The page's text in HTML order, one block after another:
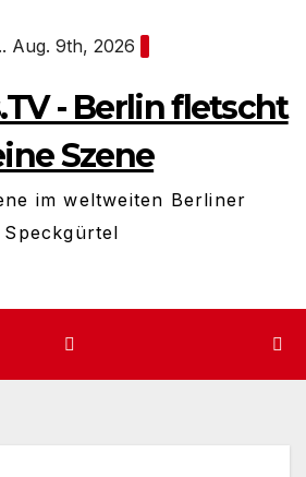
Aug. 9th, 2026
- Berlin fletscht
Szene
im weltweiten Berliner
Speckgürtel